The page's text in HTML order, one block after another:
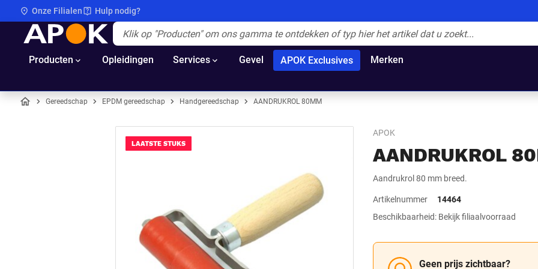
Onze Filialen Hulp nodig?
APOK
Producten Opleidingen Services Gevel APOK Exclusives Merken
Gereedschap EPDM gereedschap Handgereedschap AANDRUKROL 80MM
APOK
AANDRUKROL
Aandrukrol 80 mm breed.
LAATSTE STUKS
Artikelnummer
14464
Beschikbaarheid: Bekijk filiaalvoorraad
Geen prijs zichtbaar?